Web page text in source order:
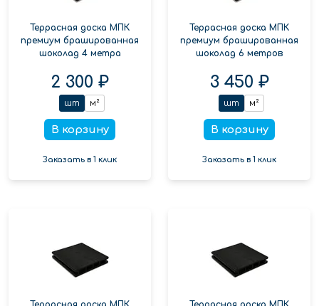
Террасная доска МПК
премиум брашированная
шоколад 4 метра
2 300 ₽
шт м²
В корзину
Заказать в 1 клик
Террасная доска МПК
премиум брашированная
шоколад 6 метров
3 450 ₽
шт м²
В корзину
Заказать в 1 клик